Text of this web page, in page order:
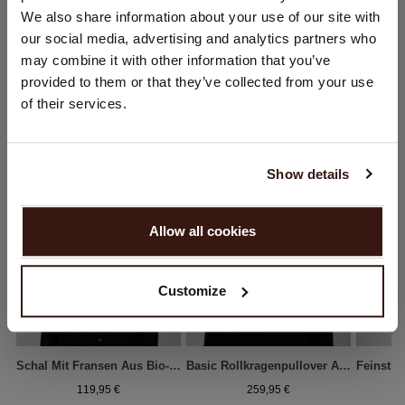
We also share information about your use of our site with
our social media, advertising and analytics partners who
may combine it with other information that you’ve
provided to them or that they’ve collected from your use
of their services.
Show details
Allow all cookies
Customize
DAS KÖNNTE IHNEN AUCH GEFALLEN
Schal Mit Fransen Aus Bio-Kaschmir
119,95 €
Basic Rollkragenpullover Aus Bio-Kaschmir
259,95 €
Sie besuchen Repeat cashmere von Niederlande (€) aus.
Möchten Sie Ihre Standort aktualisieren?
Vereinigte Staaten ($)
WEITER